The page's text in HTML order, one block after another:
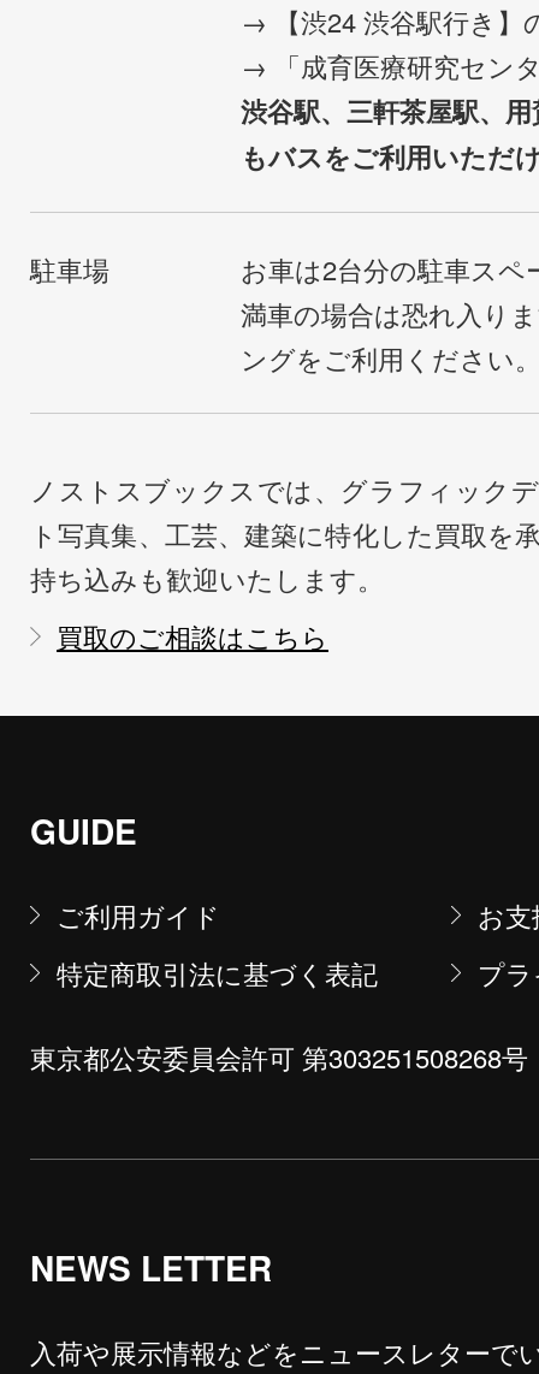
→ 【渋24 渋谷駅行き】
→ 「成育医療研究セン
渋谷駅、三軒茶屋駅、
もバスをご利用いただ
駐車場
お車は2台分の駐車ス
満車の場合は恐れ入り
ングをご利用ください
ノストスブックスでは、グラフィック
ト写真集、工芸、建築に特化した買取を
持ち込みも歓迎いたします。
買取のご相談はこちら
GUIDE
ご利用ガイド
お
特定商取引法に基づく表記
プ
東京都公安委員会許可 第303251508268号
NEWS LETTER
入荷や展示情報などをニュースレターで